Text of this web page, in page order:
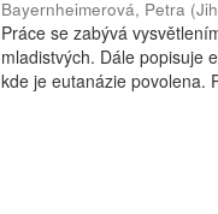
Bayernheimerová, Petra (
Práce se zabývá
mladistvých. Dále popisuje
kde je eutanázie povolena.